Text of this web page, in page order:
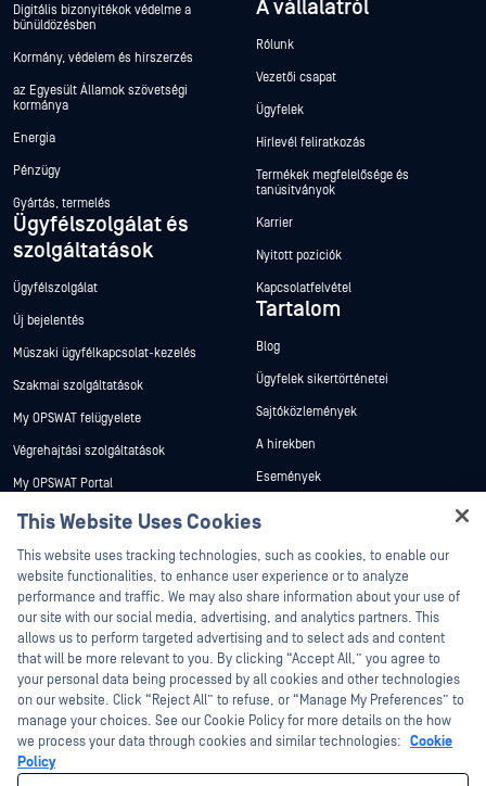
Digitális bizonyítékok védelme a
bűnüldözésben
Kormány, védelem és hírszerzés
az Egyesült Államok szövetségi
kormánya
Energia
Pénzügy
Gyártás, termelés
Ügyfélszolgálat és
szolgáltatások
Ügyfélszolgálat
Új bejelentés
Műszaki ügyfélkapcsolat-kezelés
Szakmai szolgáltatások
My OPSWAT felügyelete
Végrehajtási szolgáltatások
My OPSWAT Portal
Műszaki dokumentáció
Képzések
Biztonsági sebezhetőségi program
Partnerek
Tanúsítvány
Technológiai partnerek
Channel partner program
A vállalatról
Rólunk
Vezetői csapat
Ügyfelek
Hírlevél feliratkozás
Termékek megfelelősége és
tanúsítványok
Karrier
Nyitott pozíciók
Kapcsolatfelvétel
Tartalom
Blog
Ügyfelek sikertörténetei
Sajtóközlemények
A hírekben
Események
Fehér könyvek
©2026 OPSWAT . Minden jog fenntartva. OPSWAT, MetaDefender, Metascan,
MetaAccess, az OPSWAT , Trust no File. Trust No Device., OPSWAT , Protecting the
This Website Uses Cookies
This website uses tracking technologies, such as cookies, to enable our
website functionalities, to enhance user experience or to analyze
performance and traffic. We may also share information about your use of
our site with our social media, advertising, and analytics partners. This
allows us to perform targeted advertising and to select ads and content
that will be more relevant to you. By clicking “Accept All,” you agree to
your personal data being processed by all cookies and other technologies
on our website. Click “Reject All” to refuse, or “Manage My Preferences” to
manage your choices. See our Cookie Policy for more details on the how
we process your data through cookies and similar technologies: Cookie
Policy
Hey there!
I'm Ozzy, your OPSWAT virtual assistant.
How can I help you secure what's critical
today?